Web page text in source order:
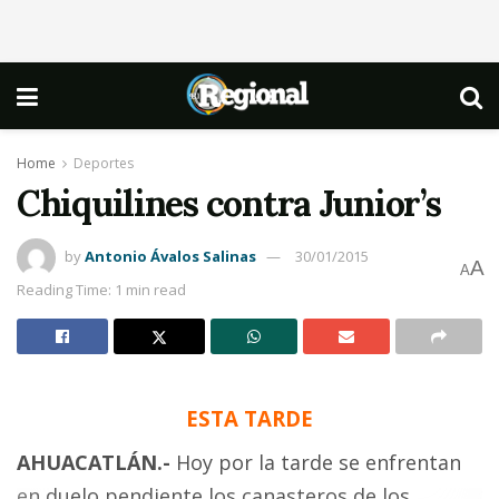
Home Deportes
Chiquilines contra Junior’s
byAntonio Ávalos Salinas
30/01/2015
Reading Time: 1 min read
AA
ESTA TARDE
AHUACATLÁN.- Hoy por la tarde se enfrentan